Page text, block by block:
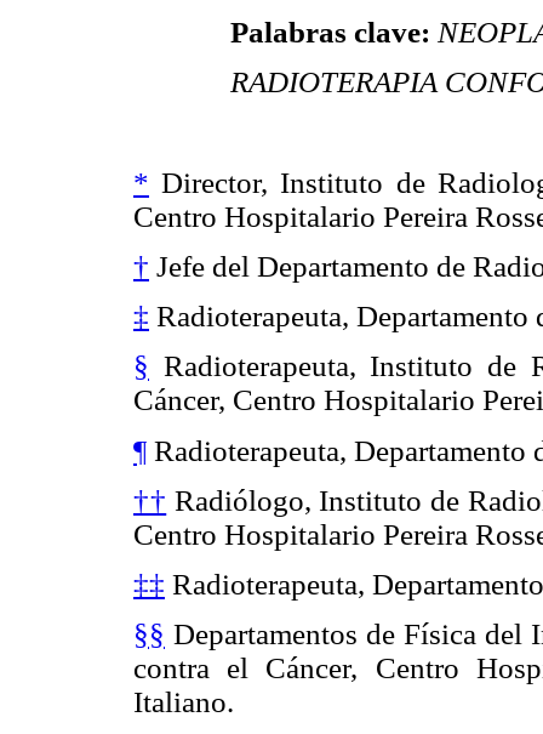
Palabras clave:
RADIOTERAPIA
* Director, Instituto de
Centro Hospitalario Pereira
† Jefe del Departamento de
‡ Radioterapeuta,
§ Radioterapeuta, Instituto
Cáncer, Centro Hospitalario
¶ Radioterapeuta,
†† Radiólogo, Instituto de
Centro Hospitalario Pereira
‡‡ Radioterapeuta,
§§ Departamentos de Física
contra el Cáncer, Centro
Italiano.